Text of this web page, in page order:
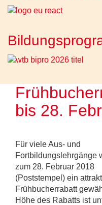
bis 28.
Für viele Aus- und
Fortbildungslehrgänge
zum 28. Februar 2018
(Poststempel) ein
Frühbucherrabatt
Höhe des Rabatts ist